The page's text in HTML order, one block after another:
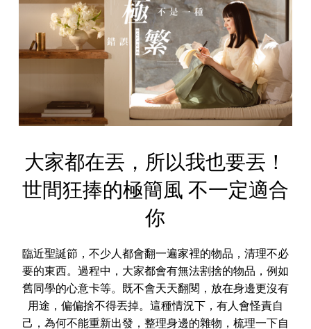
大家都在丟，所以我也要丟！
世間狂捧的極簡風 不一定適合
你
臨近聖誕節，不少人都會翻一遍家裡的物品，清理不必
要的東西。過程中，大家都會有無法割捨的物品，例如
舊同學的心意卡等。既不會天天翻閱，放在身邊更沒有
用途，偏偏捨不得丟掉。這種情況下，有人會怪責自
己，為何不能重新出發，整理身邊的雜物，梳理一下自